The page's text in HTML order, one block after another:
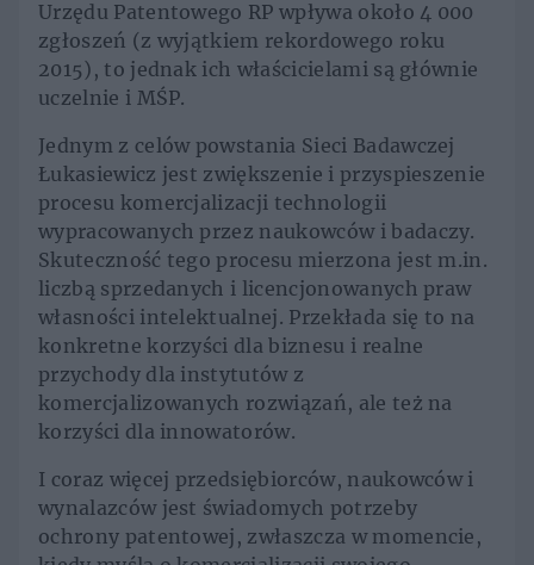
Urzędu Patentowego RP wpływa około 4 000
zgłoszeń (z wyjątkiem rekordowego roku
2015), to jednak ich właścicielami są głównie
uczelnie i MŚP.
Jednym z celów powstania Sieci Badawczej
Łukasiewicz jest zwiększenie i przyspieszenie
procesu komercjalizacji technologii
wypracowanych przez naukowców i badaczy.
Skuteczność tego procesu mierzona jest m.in.
liczbą sprzedanych i licencjonowanych praw
własności intelektualnej. Przekłada się to na
konkretne korzyści dla biznesu i realne
przychody dla instytutów z
komercjalizowanych rozwiązań, ale też na
korzyści dla innowatorów.
I coraz więcej przedsiębiorców, naukowców i
wynalazców jest świadomych potrzeby
ochrony patentowej, zwłaszcza w momencie,